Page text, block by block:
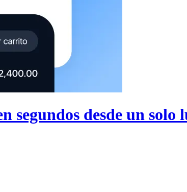
segundos desde un solo